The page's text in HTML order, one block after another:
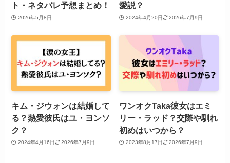
ト・ネタバレ予想まとめ！
2026年5月8日
愛説？
2024年4月20日 2026年7月9日
キム・ジウォンは結婚して
る？熱愛彼氏はユ・ヨンソ
ク？
2024年4月16日 2026年7月9日
ワンオクTaka彼女はエミ
リー・ラッド？交際や馴れ
初めはいつから？
2023年8月17日 2026年7月9日